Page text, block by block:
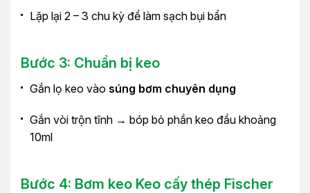
Lặp lại 2 – 3 chu kỳ để làm sạch bụi bẩn
Bước 3: Chuẩn bị keo
Gắn lọ keo vào súng bơm chuyên dụng
Gắn vòi trộn tĩnh → bóp bỏ phần keo đầu khoảng
10ml
Bước 4: Bơm keo Keo cấy thép Fischer